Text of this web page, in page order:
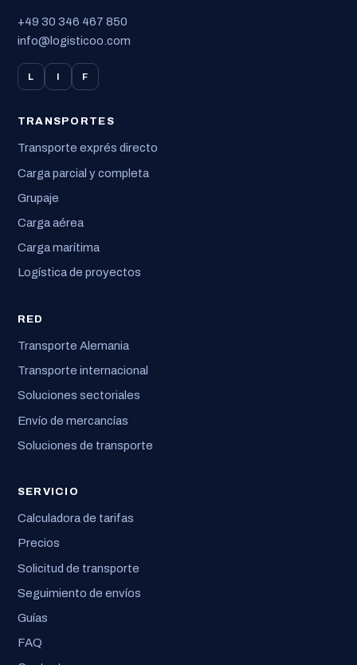
+49 30 346 467 850
info@logisticoo.com
L I F
TRANSPORTES
Transporte exprés directo
Carga parcial y completa
Grupaje
Carga aérea
Carga marítima
Logística de proyectos
RED
Transporte Alemania
Transporte internacional
Soluciones sectoriales
Envío de mercancías
Soluciones de transporte
SERVICIO
Calculadora de tarifas
Precios
Solicitud de transporte
Seguimiento de envíos
Guías
FAQ